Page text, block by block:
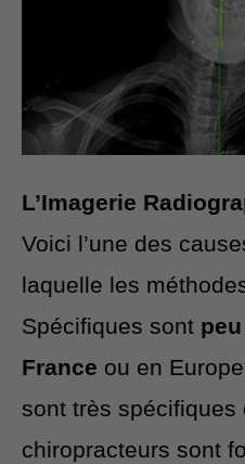
L’Imagerie
Voici l’une des
laquelle les
Spécifiques sont
France ou en
sont très spécifiques
chiropracteurs sont